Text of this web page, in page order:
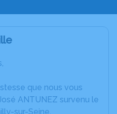
que nous vous
ANTUNEZ survenu le
sur-Seine.